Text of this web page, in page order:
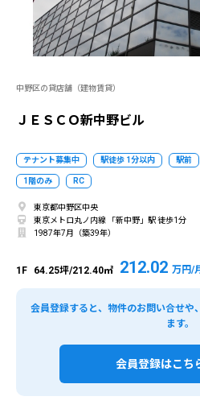
中野区の貸店舗（建物賃貸）
ＪＥＳＣＯ新中野ビル
テナント募集中 駅徒歩 1分以内 駅前
1階のみ RC
東京都中野区中央
東京メトロ丸ノ内線 「新中野」駅 徒歩1分
1987年7月（築39年）
1F 64.25坪/212.40㎡ 212.02 万円/
会員登録すると、物件のお問い合せや
ます。
会員登録はこち